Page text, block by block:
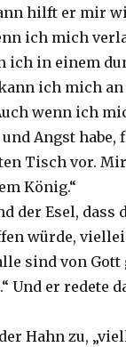
hilft er mir
ich mich
ich in einem
ich mich
wenn ich
Angst
Tisch vor.
König.“
der Esel, dass
würde,
sind von
Und er redete
der Hahn zu,